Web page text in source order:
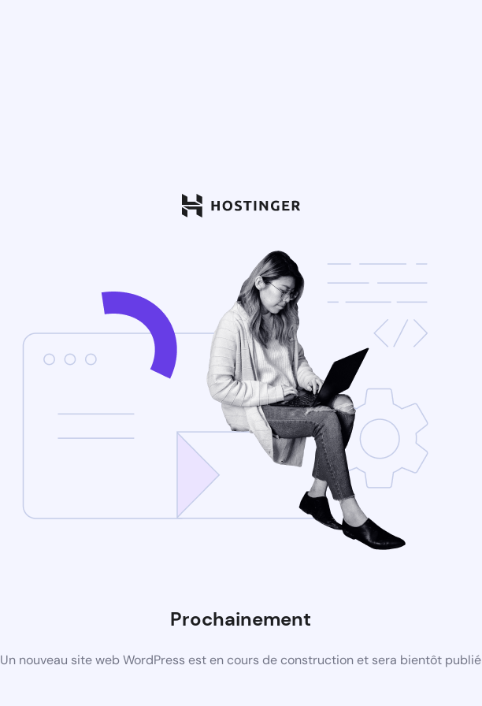
Prochainement
Un nouveau site web WordPress est en cours de construction et sera bientôt publié